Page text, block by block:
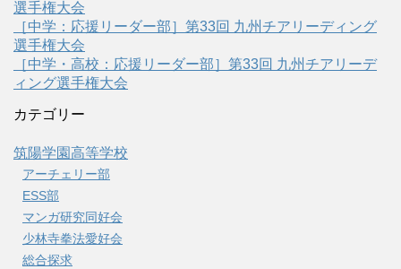
選手権大会
［中学：応援リーダー部］第33回 九州チアリーディング
選手権大会
［中学・高校：応援リーダー部］第33回 九州チアリーデ
ィング選手権大会
カテゴリー
筑陽学園高等学校
アーチェリー部
ESS部
マンガ研究同好会
少林寺拳法愛好会
総合探求